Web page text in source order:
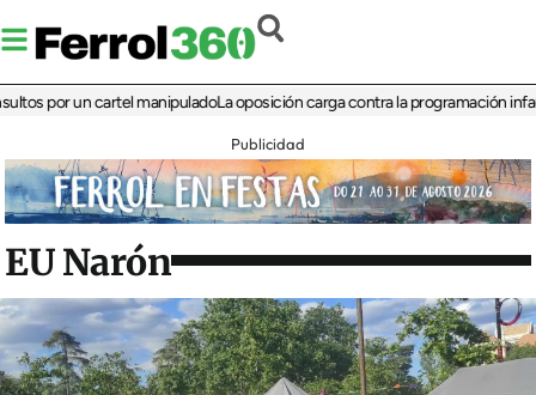
un cartel manipuladoLa oposición carga contra la programación infantil de
Publicidad
EU Narón